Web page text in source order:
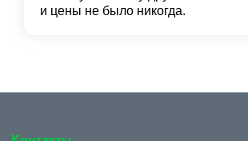
и цены не было никогда.